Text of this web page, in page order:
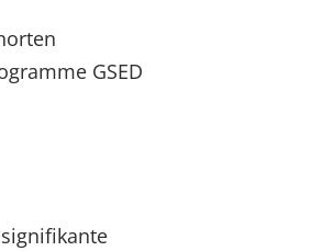
GSED